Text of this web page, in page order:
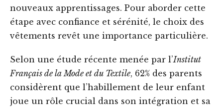
nouveaux apprentissages. Pour aborder cette
étape avec confiance et sérénité, le choix des
vêtements revêt une importance particulière.
Selon une étude récente menée par l’Institut
Français de la Mode et du Textile, 62% des parents
considèrent que l’habillement de leur enfant
joue un rôle crucial dans son intégration et sa